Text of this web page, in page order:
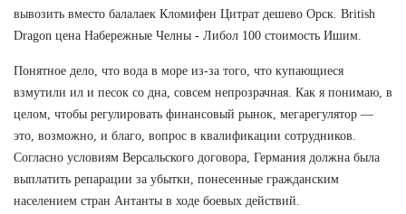
вывозить вместо балалаек Кломифен Цитрат дешево Орск. British
Dragon цена Набережные Челны - Либол 100 стоимость Ишим.
Понятное дело, что вода в море из-за того, что купающиеся
взмутили ил и песок со дна, совсем непрозрачная. Как я понимаю, в
целом, чтобы регулировать финансовый рынок, мегарегулятор —
это, возможно, и благо, вопрос в квалификации сотрудников.
Согласно условиям Версальского договора, Германия должна была
выплатить репарации за убытки, понесенные гражданским
населением стран Антанты в ходе боевых действий.